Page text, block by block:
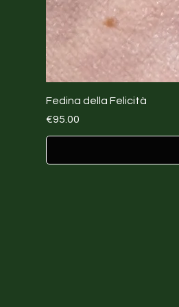
Fedina della Felicità
Price
€95.00